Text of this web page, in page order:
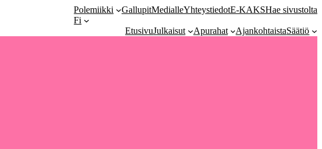
Polemiikki GallupitMedialleYhteystiedotE-KAKSHae sivustolta
Fi
EtusivuJulkaisut Apurahat AjankohtaistaSäätiö